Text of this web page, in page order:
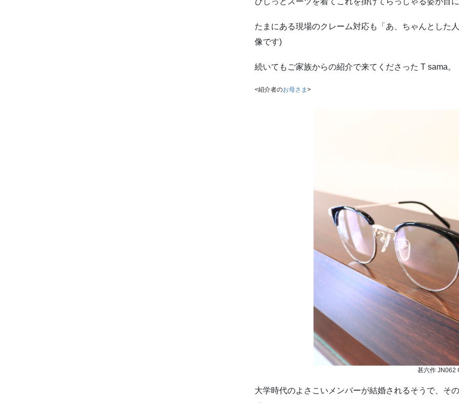
たまにある現場のクレーム対応も「あ、ちゃんとした
像です)
続いてもご家族からの紹介で来てくださった T sama。
<紹介者のお母さま >
甚六作 JN062
大学時代のよさこいメンバーが結婚されるそうで、そ